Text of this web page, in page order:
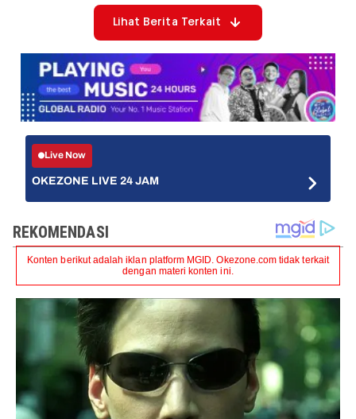
Lihat Berita Terkait
Live Now
OKEZONE LIVE 24 JAM